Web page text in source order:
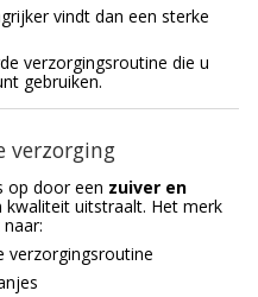
vindt dan een sterke
verzorgingsroutine die u
gebruiken.
verzorging
op door een zuiver en
kwaliteit uitstraalt. Het merk
verzorgingsroutine